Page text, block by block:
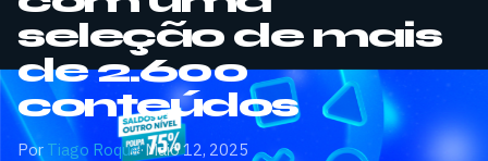
seleção de mais
de 2.600
conteúdos
Por Tiago Roque·Maio 12, 2025